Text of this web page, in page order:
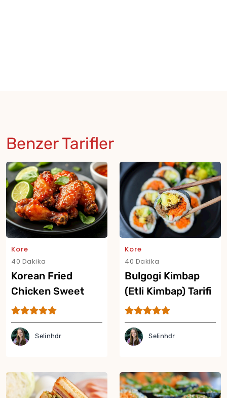
Benzer Tarifler
Kore
40 Dakika
Korean Fried
Chicken Sweet
And Spicy (Kore
Usulü Tatlı Ve Acılı
Kızarmış Tavuk)
Selinhdr
Kore
40 Dakika
Bulgogi Kimbap
(Etli Kimbap) Tarifi
Selinhdr